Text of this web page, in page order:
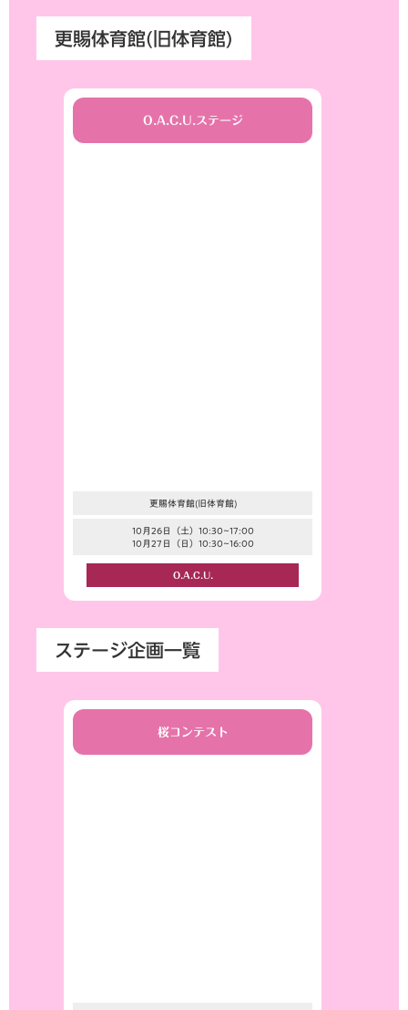
更賜体育館(旧体育館)
O.A.C.U.ステージ
更賜体育館(旧体育館)
10月26日（土）10:30~17:00
10月27日（日）10:30~16:00
O.A.C.U.
ステージ企画一覧
桜コンテスト